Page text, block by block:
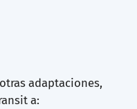
adaptaciones,
a: